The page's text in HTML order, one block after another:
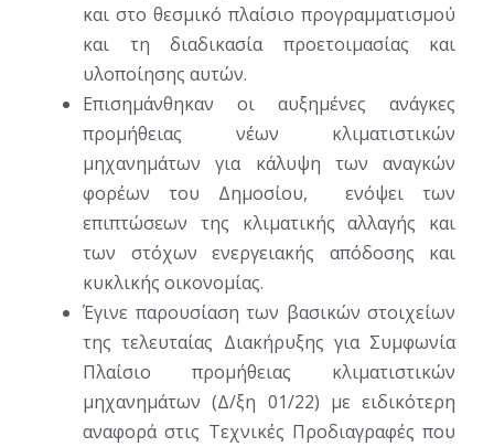
και στο θεσμικό πλαίσιο προγραμματισμού
και τη διαδικασία προετοιμασίας και
υλοποίησης αυτών.
Επισημάνθηκαν οι αυξημένες ανάγκες
προμήθειας νέων κλιματιστικών
μηχανημάτων για κάλυψη των αναγκών
φορέων του Δημοσίου, ενόψει των
επιπτώσεων της κλιματικής αλλαγής και
των στόχων ενεργειακής απόδοσης και
κυκλικής οικονομίας.
Έγινε παρουσίαση των βασικών στοιχείων
της τελευταίας Διακήρυξης για Συμφωνία
Πλαίσιο προμήθειας κλιματιστικών
μηχανημάτων (Δ/ξη 01/22) με ειδικότερη
αναφορά στις Τεχνικές Προδιαγραφές που